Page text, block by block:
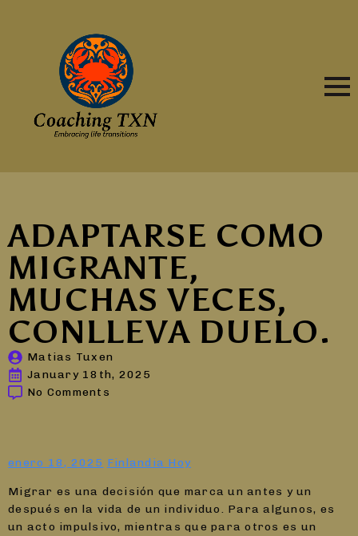
ADAPTARSE COMO
MIGRANTE,
MUCHAS VECES,
CONLLEVA DUELO.
Matias Tuxen
January 18th, 2025
No Comments
enero 18, 2025 Finlandia Hoy
Migrar es una decisión que marca un antes y un
después en la vida de un individuo. Para algunos, es
un acto impulsivo, mientras que para otros es un